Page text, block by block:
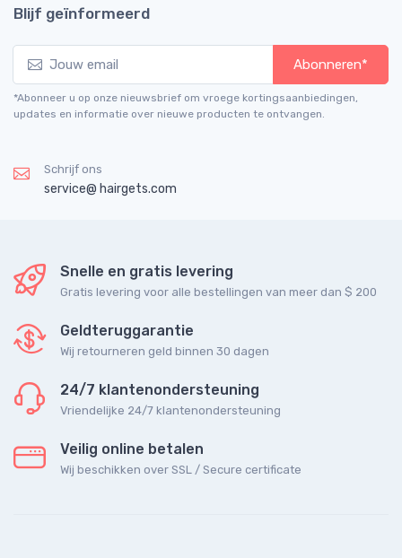
Blijf geïnformeerd
Abonneren*
*Abonneer u op onze nieuwsbrief om vroege kortingsaanbiedingen,
updates en informatie over nieuwe producten te ontvangen.
Schrijf ons
service@ hairgets.com
Snelle en gratis levering
Gratis levering voor alle bestellingen van meer dan $ 200
Geldteruggarantie
Wij retourneren geld binnen 30 dagen
24/7 klantenondersteuning
Vriendelijke 24/7 klantenondersteuning
Veilig online betalen
Wij beschikken over SSL / Secure сertificate